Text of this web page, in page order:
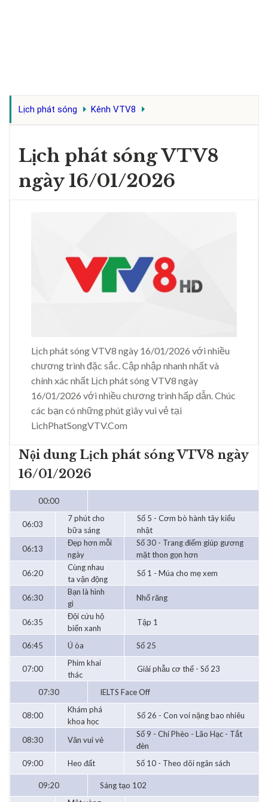
Lịch phát sóng Kênh VTV8
Lịch phát sóng VTV8
ngày 16/01/2026
Lịch phát sóng VTV8 ngày 16/01/2026 với nhiều
chương trình đặc sắc. Cập nhập nhanh nhất và
chính xác nhất Lịch phát sóng VTV8 ngày
16/01/2026 với nhiều chương trình hấp dẫn. Chúc
các bạn có những phút giây vui vẻ tại
LichPhatSongVTV.Com
Nội dung Lịch phát sóng VTV8 ngày
16/01/2026
00:00
06:03
7 phút cho
bữa sáng
Số 5 - Cơm bò hành tây kiểu
nhật
06:13
Đẹp hơn mỗi
ngày
Số 30 - Trang điểm giúp gương
mặt thon gọn hơn
06:20
Cùng nhau
ta vận động
Số 1 - Múa cho mẹ xem
06:30
Bạn là hình
gì
Nhổ răng
06:35
Đội cứu hộ
biển xanh
Tập 1
06:45 Ú òa Số 25
07:00
Phim khai
thác
Giải phẫu cơ thể - Số 23
07:30 IELTS Face Off
08:00
Khám phá
khoa học
Số 26 - Con voi nặng bao nhiêu
08:30 Văn vui vẻ
Số 9 - Chí Phèo - Lão Hạc - Tắt
đèn
09:00
Heo đất Số 10 - Theo dõi ngân sách
09:20 Sáng tạo 102